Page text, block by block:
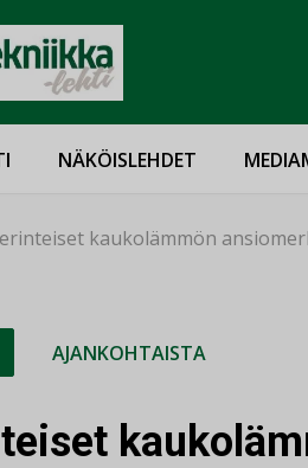
NÄKÖISLEHDET
kaukolämmön
AJANKOHTAISTA